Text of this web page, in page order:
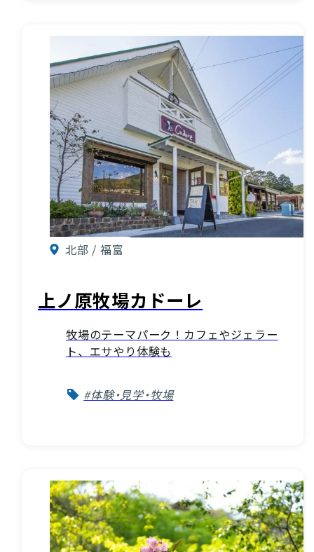
北部 / 福富
上ノ原牧場カドーレ
牧場のテーマパーク！カフェやジェラー
ト、エサやり体験も
#体験・見学・牧場